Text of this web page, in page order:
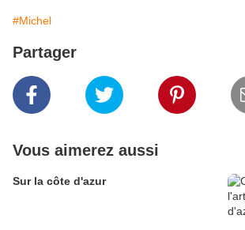
#Michel
Partager
Vous aimerez aussi
Sur la côte d'azur